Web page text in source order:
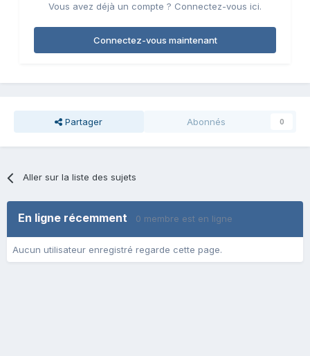
Vous avez déjà un compte ? Connectez-vous ici.
Connectez-vous maintenant
Partager Abonnés 0
Aller sur la liste des sujets
En ligne récemment 0 membre est en ligne
Aucun utilisateur enregistré regarde cette page.